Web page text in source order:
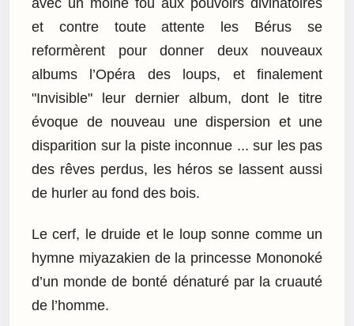
et contre toute attente les Bérus se
reformèrent pour donner deux nouveaux
albums l’Opéra des loups, et finalement
"Invisible" leur dernier album, dont le titre
évoque de nouveau une dispersion et une
disparition sur la piste inconnue ... sur les pas
des rêves perdus, les héros se lassent aussi
de hurler au fond des bois.
Le cerf, le druide et le loup sonne comme un
hymne miyazakien de la princesse Mononoké
d’un monde de bonté dénaturé par la cruauté
de l’homme.